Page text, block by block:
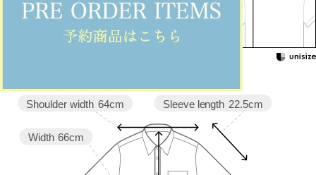
Find out more on your body type
Sleeve length 22.5cm
Width 66cm
Shoulder width 64cm